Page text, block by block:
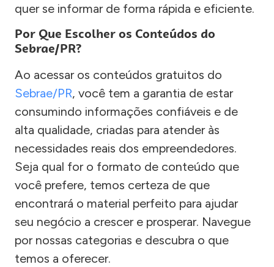
quer se informar de forma rápida e eficiente.
Por Que Escolher os Conteúdos do
Sebrae/PR?
Ao acessar os conteúdos gratuitos do
Sebrae/PR, você tem a garantia de estar
consumindo informações confiáveis e de
alta qualidade, criadas para atender às
necessidades reais dos empreendedores.
Seja qual for o formato de conteúdo que
você prefere, temos certeza de que
encontrará o material perfeito para ajudar
seu negócio a crescer e prosperar. Navegue
por nossas categorias e descubra o que
temos a oferecer.